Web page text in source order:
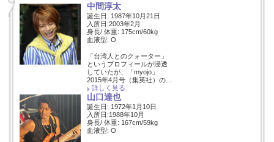
中間淳太
誕生日: 1987年10月21日
入所日:2003年2月
身長/ 体重: 175cm/60kg
血液型: O
「台湾人とのクォーター」
というプロフィールが浸透
していたが、「myojo」
2015年4月号（集英社）の…
詳しく見る
山口達也
誕生日: 1972年1月10日
入所日:1988年10月
身長/ 体重: 167cm/59kg
血液型: O